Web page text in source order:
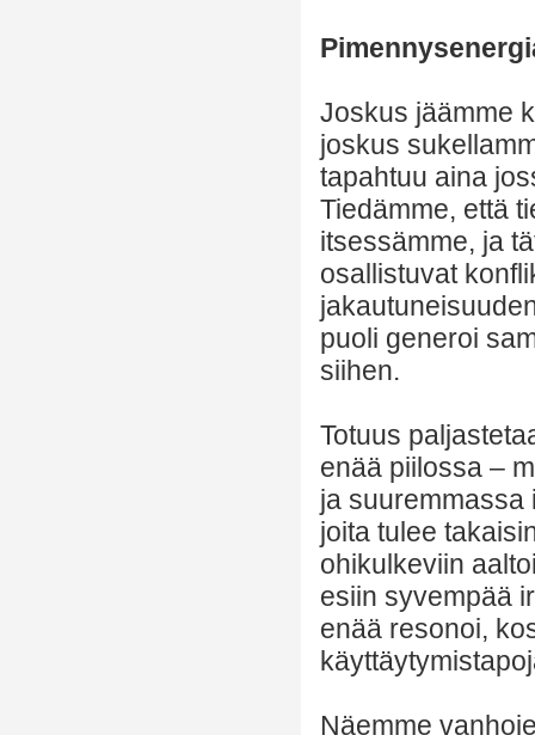
Joskus jäämme
joskus
tapahtuu aina
Tiedämme, että
itsessämme, ja
osallistuvat
puoli generoi
siihen.
Totuus
enää piilossa –
ja suuremmassa
joita tulee
ohikulkeviin
esiin syvempää
enää resonoi,
Näemme